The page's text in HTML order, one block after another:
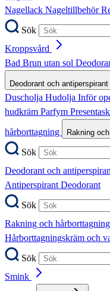
Nagellack Nageltillbehör
Sök
Kroppsvård
Bad Brun utan sol
Deodorant och antiperspirant
Duscholja Hudolja Inför
hudkräm Parfym
hårborttagning
Rakning
Sök
Deodorant och
AntiperspirantDeodorant
Sök
Rakning och hårborttagning
Hårborttagningskräm och
Sök
Smink